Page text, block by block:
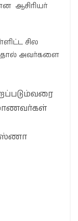
ஆசிரியர்
சில
அவர்களை